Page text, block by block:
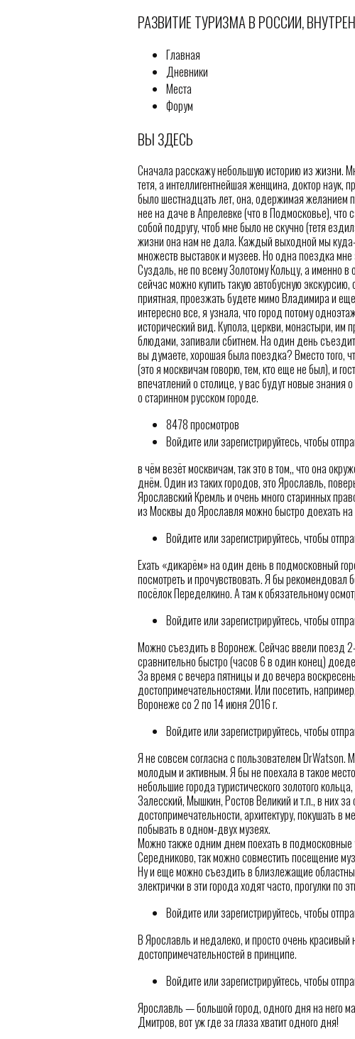
РАЗВИТИЕ ТУРИЗМА В РОССИИ,
Главная
Дневники
Места
Форум
ВЫ ЗДЕСЬ
Сначала расскажу небольшую историю из жизни.
тетя, а интеллигентнейшая женщина, доктор
было шестнадцать лет, она, одержимая желанием
нее на даче в Апрелевке (что в Подмосковье),
собой подругу, чтоб мне было не скучно (тетя
жизни она нам не дала. Каждый выходной мы
множеств выставок и музеев. Но одна поездка
Суздаль, не по всему Золотому Кольцу, а именно
сейчас можно купить такую автобусную экскурсию,
приятная, проезжать будете мимо Владимира и
интересно все, я узнала, что город потому
исторический вид. Купола, церкви, монастыри, им
блюдами, запивали сбитнем. На один день
вы думаете, хорошая была поездка? Вместо того,
(это я москвичам говорю, тем, кто еще не был), и
впечатлений о столице, у вас будут новые знания
о старинном русском городе.
8478 просмотров
Войдите или зарегистрируйтесь, чтобы
в чём везёт москвичам, так это в том,, что она
днём. Один из таких городов, это Ярославль,
Ярославский Кремль и очень много старинных
из Москвы до Ярославля можно быстро доехать
Войдите или зарегистрируйтесь, чтобы
Ехать «дикарём» на один день в подмосковный
посмотреть и прочувствовать. Я бы рекомендовал
посёлок Переделкино. А там к обязательному
Войдите или зарегистрируйтесь, чтобы
Можно съездить в Воронеж. Сейчас ввели поезд
сравнительно быстро (часов 6 в один конец)
За время с вечера пятницы и до вечера
достопримечательностями. Или посетить,
Воронеже со 2 по 14 июня 2016 г.
Войдите или зарегистрируйтесь, чтобы
Я не совсем согласна с пользователем DrWatson.
молодым и активным. Я бы не поехала в такое
небольшие города туристического золотого
Залесский, Мышкин, Ростов Великий и т.п., в них
достопримечательности, архитектуру, покушать
побывать в одном-двух музеях.
Можно также одним днем поехать в
Середниково, так можно совместить посещение
Ну и еще можно съездить в близлежащие
электрички в эти города ходят часто, прогулки по
Войдите или зарегистрируйтесь, чтобы
В Ярославль и недалеко, и просто очень
достопримечательностей в принципе.
Войдите или зарегистрируйтесь, чтобы
Ярославль — большой город, одного дня на него
Дмитров, вот уж где за глаза хватит одного дня!